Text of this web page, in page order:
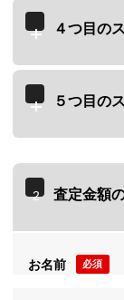
４つ目の
５つ目の
2 査定金額
お名前 必須